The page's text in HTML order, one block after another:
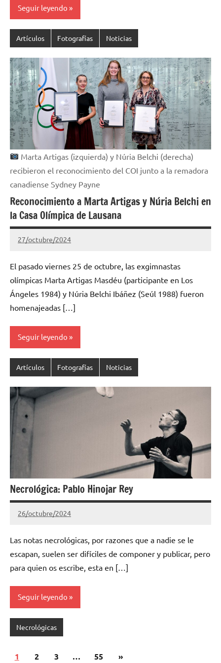
Seguir leyendo
Artículos Fotografías Noticias
Marta Artigas (izquierda) y Núria Belchi (derecha)
recibieron el reconocimiento del COI junto a la remadora
canadiense Sydney Payne
Reconocimiento a Marta Artigas y Núria Belchi en
la Casa Olímpica de Lausana
27/octubre/2024
Gimnastas.net
No
comentarios
El pasado viernes 25 de octubre, las exgimnastas
olímpicas Marta Artigas Masdéu (participante en Los
Ángeles 1984) y Núria Belchi Ibáñez (Seúl 1988) fueron
homenajeadas […]
Seguir leyendo
Artículos Fotografías Noticias
Necrológica: Pablo Hinojar Rey
26/octubre/2024
Gimnastas.net
No
comentarios
Las notas necrológicas, por razones que a nadie se le
escapan, suelen ser difíciles de componer y publicar, pero
para quien os escribe, esta en […]
Seguir leyendo
Necrológicas
Paginación
1 2 3 … 55
Siguientes
»